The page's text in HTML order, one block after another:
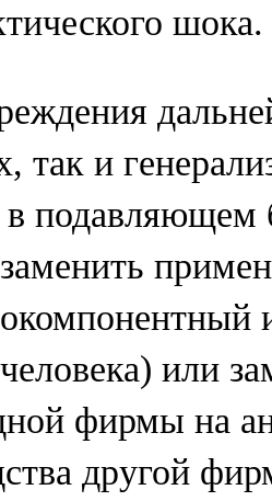
шока.
так и
подавляющем
или
фирмы на
другой